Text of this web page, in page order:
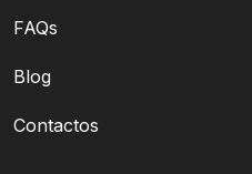
FAQs
Blog
Contactos